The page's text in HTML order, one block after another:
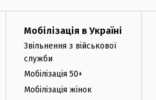
Мобілізація в Україні
Звільнення з військової
служби
Мобілізація 50+
Мобілізація жінок